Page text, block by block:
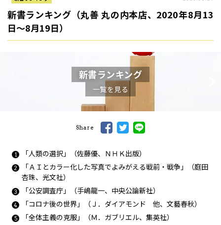
新書ランキング（丸善 丸の内本店、2020年8月13
日～8月19日）
新書ランキング
一覧を見る
Share
「人類の選択」（佐藤優、ＮＨＫ出版）
「ＡＩとカラー化した写真でよみがえる戦前・戦争」（庭田
杏珠、光文社）
「公安調査庁」（手嶋龍一、中央公論新社）
「コロナ後の世界」（Ｊ．ダイアモンド 他、文藝春秋）
「全体主義の克服」（Ｍ．ガブリエル、集英社）